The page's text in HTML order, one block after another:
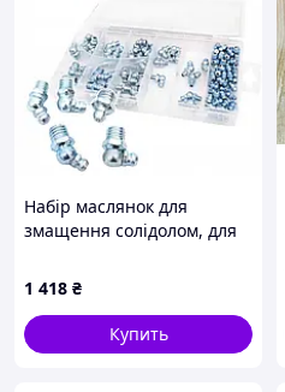
Набір маслянок для
змащення солідолом, для
1 418 ₴
Купить